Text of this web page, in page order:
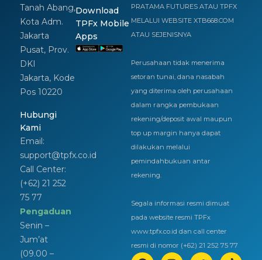
Tanah Abang,
Kota Adm.
Jakarta
Pusat, Prov.
DKI
Jakarta, Kode
Pos 10220
Hubungi
Kami
Email:
support@tpfx.co.id
Call Center:
(+62) 21 252
75 77
Pengaduan
Senin –
Jum’at
(09.00 –
Download
TPFx Mobile
Apps
PRATAMA FUTURES ATAU TPFX
MELALUI WEBSITE XTB668.COM
ATAU SEJENISNYA
Perusahaan tidak menerima
setoran tunai, dana nasabah
yang diterima oleh perusahaan
dalam rangka pembukaan
rekening/deposit awal maupun
top up margin hanya dapat
dilakukan melalui
pemindahbukuan antar
rekening.
Segala informasi resmi dimuat
pada website resmi TPFx
www.tpfx.co.id dan call center
resmi di nomor (+62) 21 252 75 77